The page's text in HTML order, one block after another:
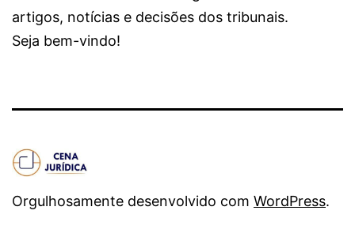
artigos, notícias e decisões dos tribunais.
Seja bem-vindo!
Orgulhosamente desenvolvido com WordPress.